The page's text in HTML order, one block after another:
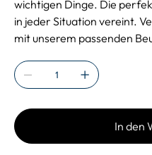
wichtigen Dinge. Die
in jeder Situation vereint.
mit unserem passenden
In den